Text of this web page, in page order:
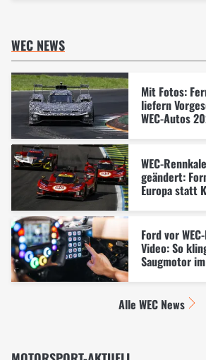
WEC NEWS
Mit Fotos:
liefern
WEC-Autos
WEC-
geändert:
Europa statt
Ford vor
Video: So
Saugmotor
Alle WEC News